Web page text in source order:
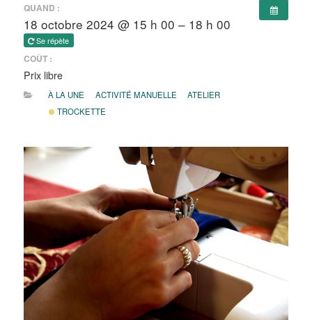
QUAND :
18 octobre 2024 @ 15 h 00 – 18 h 00
Se répète
COÛT :
Prix libre
À LA UNE ACTIVITÉ MANUELLE
ATELIER
TROCKETTE